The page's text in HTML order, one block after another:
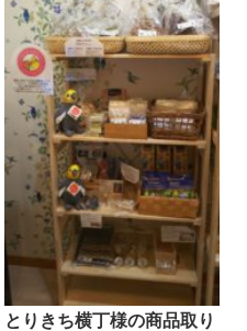
とりきち横丁様の商品取り